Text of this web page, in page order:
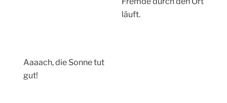
läuft.
Aaaach, die Sonne tut
gut!